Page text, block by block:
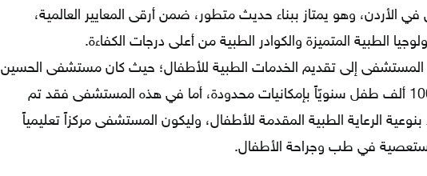
وهو يمتاز ببناء حديث متطور، ضمن أرقى المعايير العالمية،
الطبية المتميزة والكوادر الطبية من أعلى درجات الكفاءة.
إلى تقديم الخدمات الطبية للأطفال؛ حيث كان مستشفى الحسين
يستقبل أكثر من 100 ألف طفل سنويّاً بإمكانيات محدودة، أما في هذه المستشفى فقد تم
بنوعية الرعاية الطبية المقدمة للأطفال، وليكون المستشفى مركزاً تعليمياً
في طب وجراحة الأطفال.